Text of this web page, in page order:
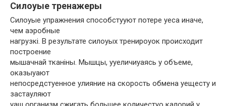
Силоуые тренажеры
Силоуые упражнения способстууют потере уеса иначе,
чем аэробные
нагрузкі. В результате силоуых тренироуок происходит
построение
мышачнай тканіны. Мышцы, ууеличиуаясь у объеме,
оказыуают
непосредстуенное улияние на скорость обмена уещесту и
застауляют